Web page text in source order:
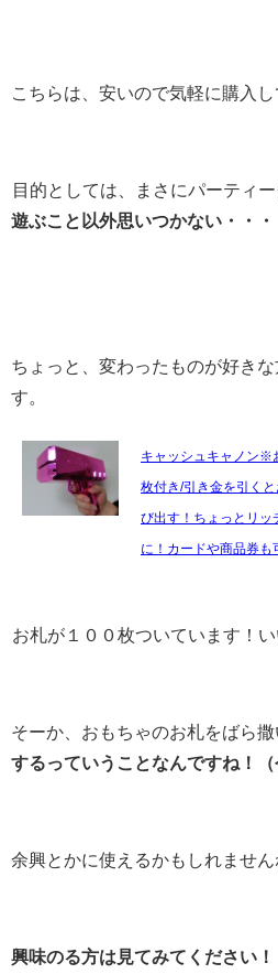
こちらは、安いので気軽に購入し
目的としては、まさにパーティ
遊ぶこと以外思いつかない・・・
ちょっと、変わったものが好き
す。
キャッシュキャノン※
枚付き/引き金を引く
び出す！ちょっとリッ
に！カードや商品券も
お札が１００枚ついています！い
そーか、おもちゃのお札をばら撒
するっていうことなんですね！（
余興とかに使えるかもしれません
興味のる方は見てみてください！